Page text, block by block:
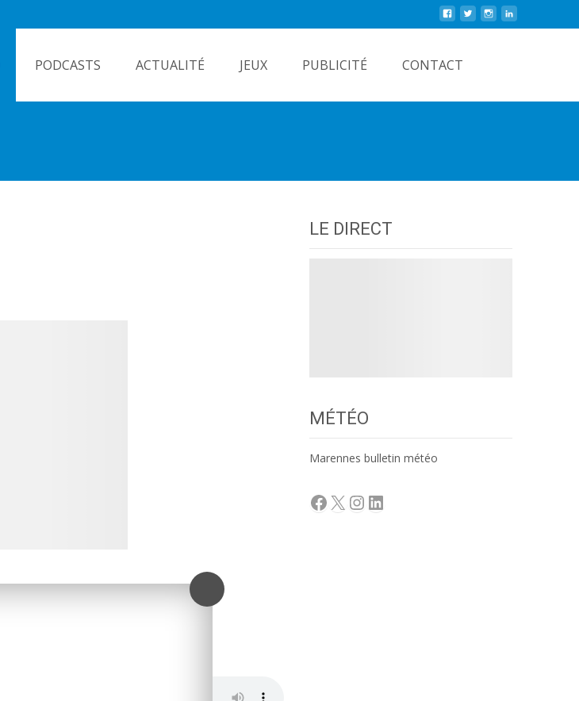
PODCASTS ACTUALITÉ JEUX PUBLICITÉ CONTACT
LE DIRECT
MÉTÉO
Marennes bulletin météo
Facebook
X Instagram
LinkedIn